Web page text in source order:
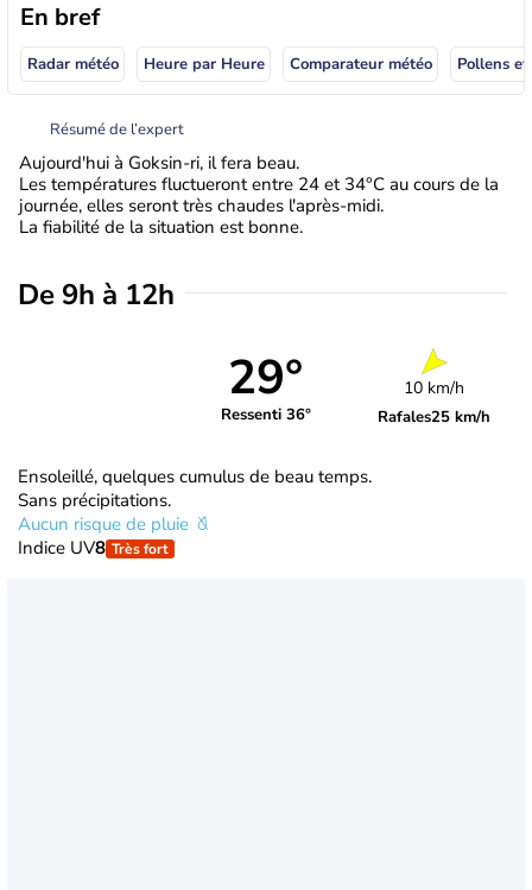
En bref
Radar météo Heure par Heure Comparateur météo Pollens
Résumé de l’expert
Aujourd'hui à Goksin-ri, il fera beau.
Les températures fluctueront entre 24 et 34°C au cours de la
journée, elles seront très chaudes l'après-midi.
La fiabilité de la situation est bonne.
De 9h à 12h
29°
Ressenti 36°
10 km/h
Rafales25 km/h
Ensoleillé, quelques cumulus de beau temps.
Sans précipitations.
Aucun risque de pluie
Indice UV8 Très fort